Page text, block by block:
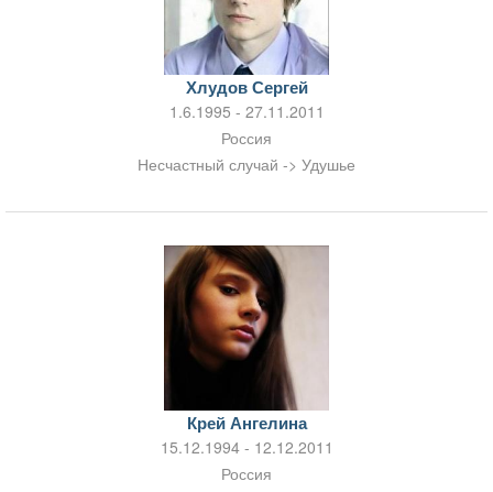
Хлудов Сергей
1.6.1995 - 27.11.2011
Россия
Несчастный случай -> Удушье
Крей Ангелина
15.12.1994 - 12.12.2011
Россия